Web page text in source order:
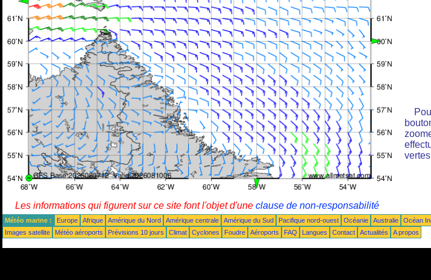
Les informations qui figurent sur ce site font l'objet d'une clause de non-responsabilité
Météo marine : Europe Afrique Amérique du Nord Amérique centrale Amérique du Sud Pacifique nord-ouest Océanie Australie Océan
Images satellite
Météo aéroports Prévisions 10 jours Climat Cyclones Foudre Aéroports FAQ Langues Contact Actualités A propos